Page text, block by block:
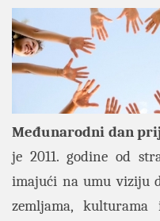
Međunarodni dan
je 2011. godine od
imajući na umu viziju
zemljama,